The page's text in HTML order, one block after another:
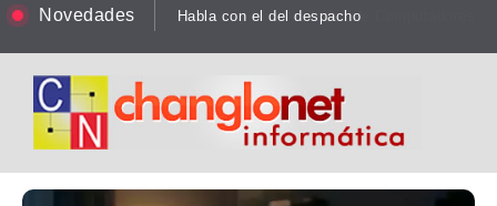
Novedades Habla con el del despacho